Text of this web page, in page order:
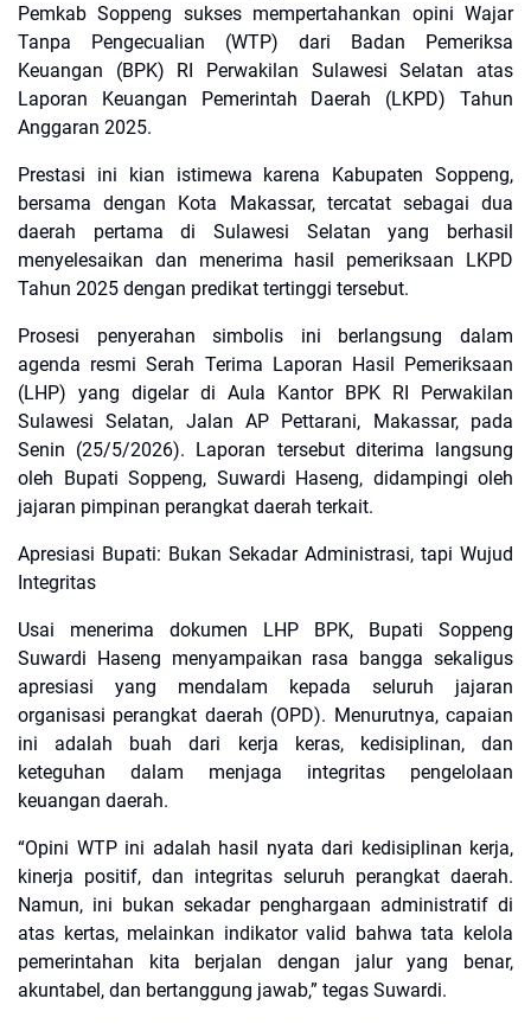
Pemkab Soppeng sukses mempertahankan opini Wajar
Tanpa Pengecualian (WTP) dari Badan Pemeriksa
Keuangan (BPK) RI Perwakilan Sulawesi Selatan atas
Laporan Keuangan Pemerintah Daerah (LKPD) Tahun
Anggaran 2025.
​Prestasi ini kian istimewa karena Kabupaten Soppeng,
bersama dengan Kota Makassar, tercatat sebagai dua
daerah pertama di Sulawesi Selatan yang berhasil
menyelesaikan dan menerima hasil pemeriksaan LKPD
Tahun 2025 dengan predikat tertinggi tersebut.
​Prosesi penyerahan simbolis ini berlangsung dalam
agenda resmi Serah Terima Laporan Hasil Pemeriksaan
(LHP) yang digelar di Aula Kantor BPK RI Perwakilan
Sulawesi Selatan, Jalan AP Pettarani, Makassar, pada
Senin (25/5/2026). Laporan tersebut diterima langsung
oleh Bupati Soppeng, Suwardi Haseng, didampingi oleh
jajaran pimpinan perangkat daerah terkait.
​Apresiasi Bupati: Bukan Sekadar Administrasi, tapi Wujud
Integritas
​Usai menerima dokumen LHP BPK, Bupati Soppeng
Suwardi Haseng menyampaikan rasa bangga sekaligus
apresiasi yang mendalam kepada seluruh jajaran
organisasi perangkat daerah (OPD). Menurutnya, capaian
ini adalah buah dari kerja keras, kedisiplinan, dan
keteguhan dalam menjaga integritas pengelolaan
keuangan daerah.
​“Opini WTP ini adalah hasil nyata dari kedisiplinan kerja,
kinerja positif, dan integritas seluruh perangkat daerah.
Namun, ini bukan sekadar penghargaan administratif di
atas kertas, melainkan indikator valid bahwa tata kelola
pemerintahan kita berjalan dengan jalur yang benar,
akuntabel, dan bertanggung jawab,” tegas Suwardi.